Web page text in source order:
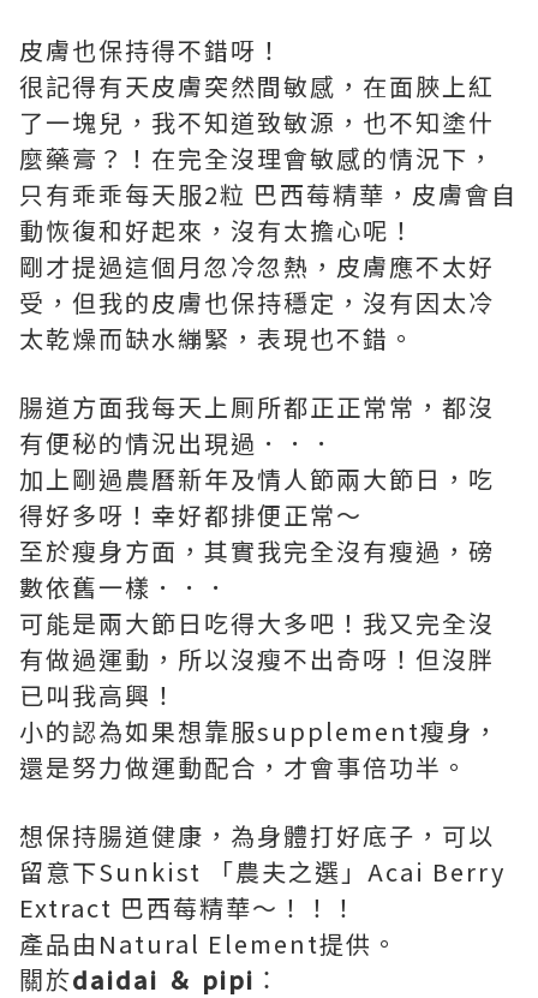
皮膚也保持得不錯呀！
很記得有天皮膚突然間敏感，在面脥上紅
了一塊兒，我不知道致敏源，也不知塗什
麼藥膏？！在完全沒理會敏感的情況下，
只有乖乖每天服2粒 巴西莓精華，皮膚會自
動恢復和好起來，沒有太擔心呢！
剛才提過這個月忽冷忽熱，皮膚應不太好
受，但我的皮膚也保持穩定，沒有因太冷
太乾燥而缺水繃緊，表現也不錯。
腸道方面我每天上厠所都正正常常，都沒
有便秘的情況出現過．．．
加上剛過農曆新年及情人節兩大節日，吃
得好多呀！幸好都排便正常～
至於瘦身方面，其實我完全沒有瘦過，磅
數依舊一樣．．．
可能是兩大節日吃得大多吧！我又完全沒
有做過運動，所以沒瘦不出奇呀！但沒胖
已叫我高興！
小的認為如果想靠服supplement瘦身，
還是努力做運動配合，才會事倍功半。
想保持腸道健康，為身體打好底子，可以
留意下Sunkist 「農夫之選」Acai Berry
Extract 巴西莓精華～！！！
產品由Natural Element提供。
關於daidai ＆ pipi ：